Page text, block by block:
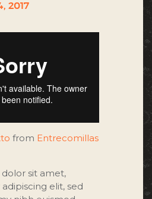
2017
from Entrecomillas
sit amet,
elit, sed